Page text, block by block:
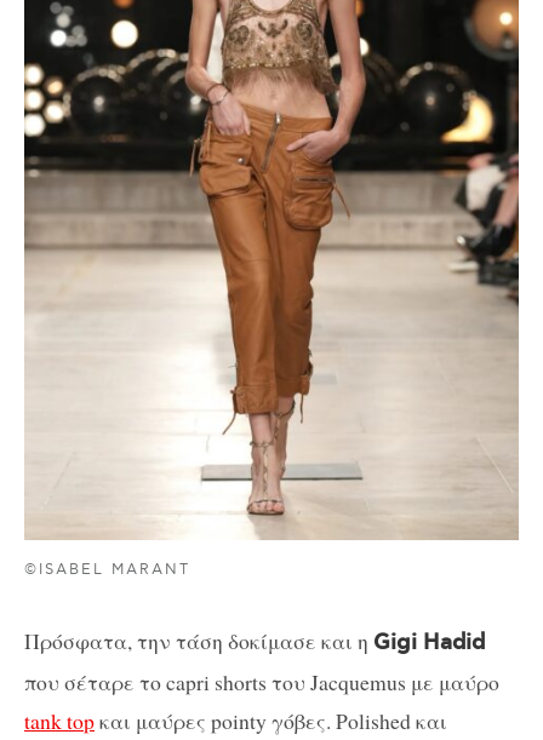
©ISABEL MARANT
Πρόσφατα, την τάση δοκίμασε και η Gigi Hadid
που σέταρε το capri shorts του Jacquemus με μαύρο
tank topκαι μαύρες pointy γόβες. Polished και